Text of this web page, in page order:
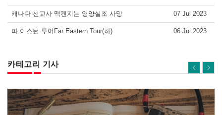
캐나다 선교사 맥켄지는 영양실조 사망 07 Jul 2023
파 이스턴 투어Far Eastern Tour(하) 06 Jul 2023
카테고리 기사